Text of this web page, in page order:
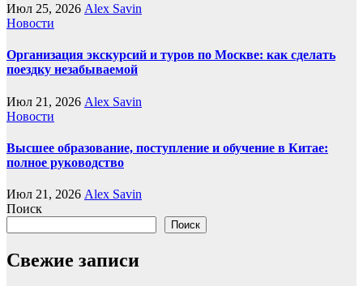
Июл 25, 2026 Alex Savin
Новости
Организация экскурсий и туров по Москве: как сделать
поездку незабываемой
Июл 21, 2026 Alex Savin
Новости
Высшее образование, поступление и обучение в Китае:
полное руководство
Июл 21, 2026 Alex Savin
Поиск
Поиск
Свежие записи